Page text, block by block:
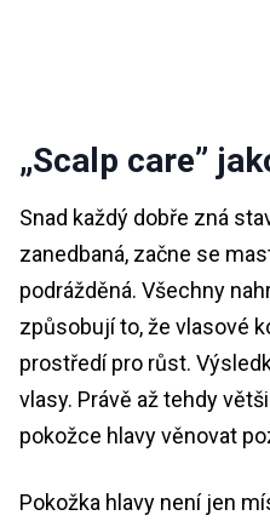
„Scalp care”
Snad každý dobře zná
zanedbaná, začne se
podrážděná. Všechny
způsobují to, že vlasové
prostředí pro růst.
vlasy. Právě až tehdy
pokožce hlavy věnovat
Pokožka hlavy není jen